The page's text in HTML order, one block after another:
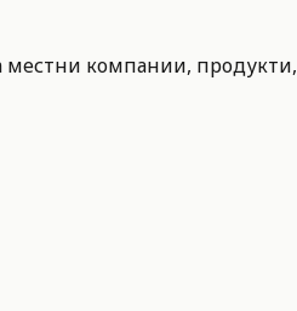
местни компании,